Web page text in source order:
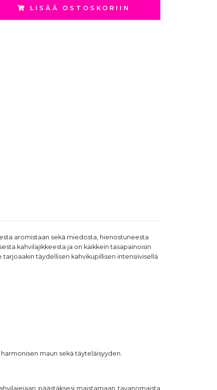
LISÄÄ OSTOSKORIIN
aromistaan sekä miedosta, hienostuneesta
kahvilajikkeesta ja on kaikkein tasapainoisin
täydellisen kahvikupillisen intensiivisellä
maun sekä täyteläisyyden.
päästäksesi maistamaan tavanomaista